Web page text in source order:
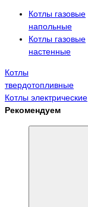
Котлы газовые
напольные
Котлы газовые
настенные
Котлы
твердотопливные
Котлы электрические
Рекомендуем